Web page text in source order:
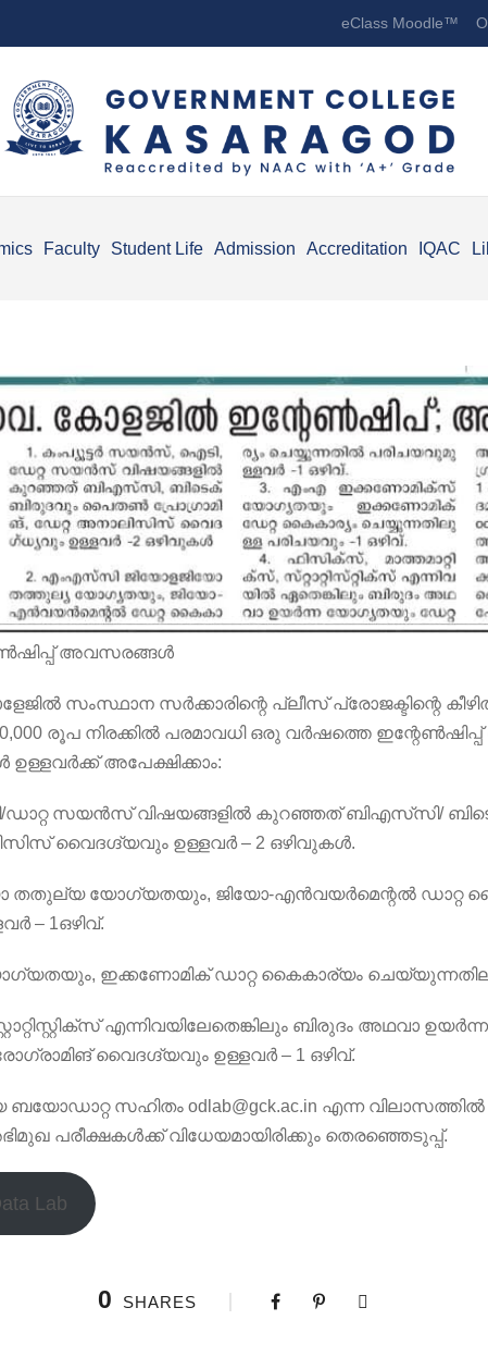
eClass Moodle™
Faculty Student Life Admission Accreditation IQAC
അവസരങ്ങൾ
സംസ്ഥാന സർക്കാരിന്റെ പ്ലീസ് പ്രോജക്ടിന്റെ
രൂപ നിരക്കിൽ പരമാവധി ഒരു വർഷത്തെ
അപേക്ഷിക്കാം:
ഡാറ്റ സയൻസ് വിഷയങ്ങളിൽ കുറഞ്ഞത് ബിഎസ്‌സി/
വൈദഗ്ദ്യവും ഉള്ളവർ – 2 ഒഴിവുകൾ.
തതുല്യ യോഗ്യതയും, ജിയോ-എൻവയർമെന്റൽ ഡാറ്റ
– 1ഒഴിവ്.
ഇക്കണോമിക് ഡാറ്റ കൈകാര്യം
എന്നിവയിലേതെങ്കിലും ബിരുദം അഥവാ
വൈദഗ്ദ്യവും ഉള്ളവർ – 1 ഒഴിവ്.
ബയോഡാറ്റ സഹിതം odlab@gck.ac.in എന്ന
പരീക്ഷകൾക്ക് വിധേയമായിരിക്കും തെരഞ്ഞെടുപ്പ്.
Lab
0 SHARES